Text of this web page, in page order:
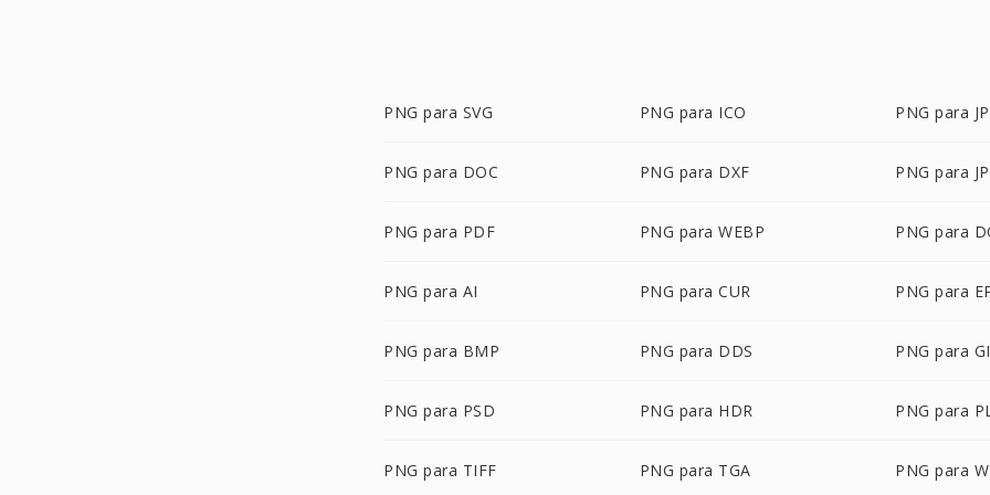
PNG para SVG PNG para ICO PNG para
PNG para DOC PNG para DXF PNG para
PNG para PDF PNG para WEBP PNG para
PNG para AI PNG para CUR PNG para
PNG para BMP PNG para DDS PNG para
PNG para PSD PNG para HDR PNG para
PNG para TIFF PNG para TGA PNG para